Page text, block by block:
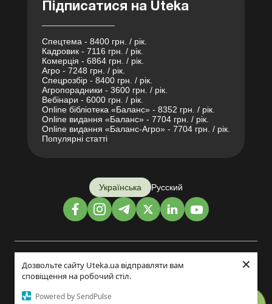
Дозвольте сайту Uteka.ua відправляти вам
сповіщення на робочий стіл.
Powered by SendPulse
×
Підписатися на Uteka
Спецтема - 8400 грн. / рік.
Кадровик - 7116 грн. / рік.
Комерція - 6864 грн. / рік.
Агро - 7248 грн. / рік.
Спецрозбір - 8400 грн. / рік.
Агропорадники - 3600 грн. / рік.
Вебінари - 6000 грн. / рік.
Online бібліотека «Баланс» - 8352 грн. / рік.
Online видання «Баланс» - 7704 грн. / рік.
Online видання «Баланс-Агро» - 7704 грн. / рік.
Популярні статті
Українська Русский
Дизайн і розробка: